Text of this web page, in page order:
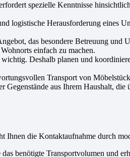
spezielle Kenntnisse
logistische Herausforderung eines
das besondere Betreuung
einfach zu machen.
Deshalb planen und
Transport von
Gegenstände aus Ihrem Haushalt,
Ihnen die Kontaktaufnahme durch
benötigte Transportvolumen und